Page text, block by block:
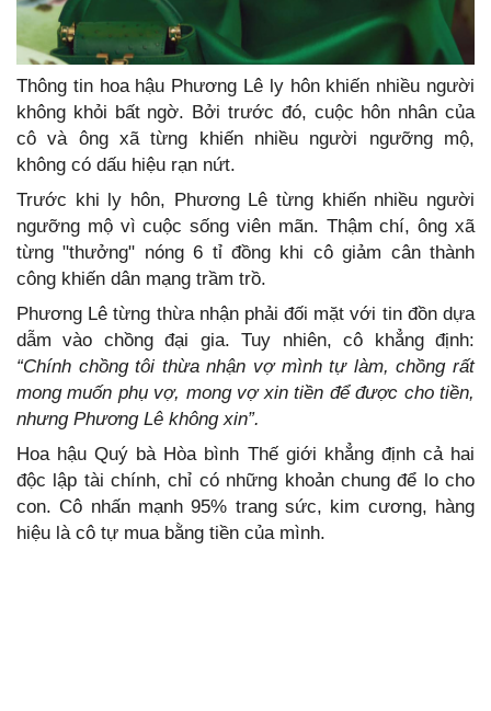
Thông tin hoa hậu Phương Lê ly hôn khiến nhiều người
không khỏi bất ngờ. Bởi trước đó, cuộc hôn nhân của
cô và ông xã từng khiến nhiều người ngưỡng mộ,
không có dấu hiệu rạn nứt.
Trước khi ly hôn, Phương Lê từng khiến nhiều người
ngưỡng mộ vì cuộc sống viên mãn. Thậm chí, ông xã
từng "thưởng" nóng 6 tỉ đồng khi cô giảm cân thành
công khiến dân mạng trầm trồ.
Phương Lê từng thừa nhận phải đối mặt với tin đồn dựa
dẫm vào chồng đại gia. Tuy nhiên, cô khẳng định:
“Chính chồng tôi thừa nhận vợ mình tự làm, chồng rất
mong muốn phụ vợ, mong vợ xin tiền để được cho tiền,
nhưng Phương Lê không xin”.
Hoa hậu Quý bà Hòa bình Thế giới khẳng định cả hai
độc lập tài chính, chỉ có những khoản chung để lo cho
con. Cô nhấn mạnh 95% trang sức, kim cương, hàng
hiệu là cô tự mua bằng tiền của mình.